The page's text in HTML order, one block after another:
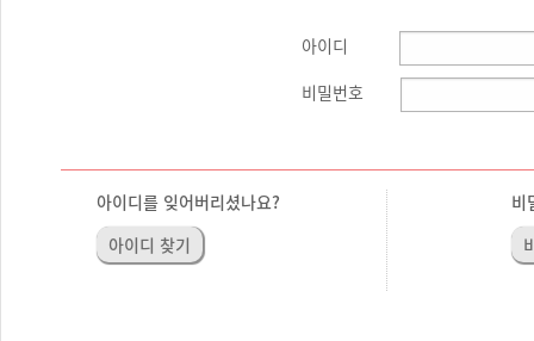
아이디
비밀번호
아이디를 잊어버리셨나요?
아이디 찾기
비